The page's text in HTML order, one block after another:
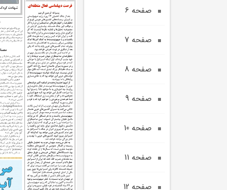
صفحه 6
صفحه 7
صفحه 8
صفحه 9
صفحه 10
صفحه 11
صفحه 12